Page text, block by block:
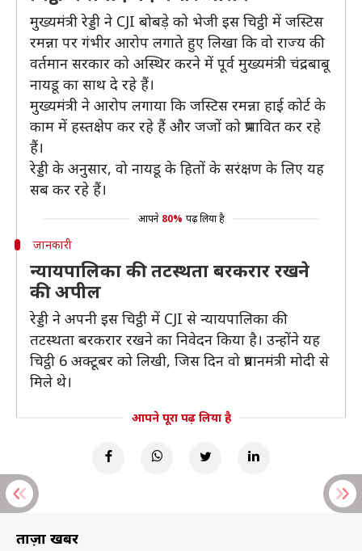
मुख्यमंत्री रेड्डी ने CJI बोबड़े को भेजी इस चिट्ठी में जस्टिस
रमन्ना पर गंभीर आरोप लगाते हुए लिखा कि वो राज्य की
वर्तमान सरकार को अस्थिर करने में पूर्व मुख्यमंत्री चंद्रबाबू
नायडू का साथ दे रहे हैं।
मुख्यमंत्री ने आरोप लगाया कि जस्टिस रमन्ना हाई कोर्ट के
काम में हस्तक्षेप कर रहे हैं और जजों को प्रभावित कर रहे
हैं।
रेड्डी के अनुसार, वो नायडू के हितों के सरंक्षण के लिए यह
सब कर रहे हैं।
आपने 80% पढ़ लिया है
जानकारी
न्यायपालिका की तटस्थता बरकरार रखने
की अपील
रेड्डी ने अपनी इस चिट्ठी में CJI से न्यायपालिका की
तटस्थता बरकरार रखने का निवेदन किया है। उन्होंने यह
चिट्ठी 6 अक्टूबर को लिखी, जिस दिन वो प्रधानमंत्री मोदी से
मिले थे।
आपने पूरा पढ़ लिया है
ताज़ा खबरें